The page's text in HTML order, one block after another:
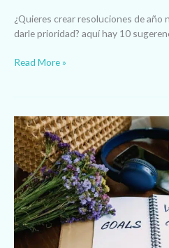
¿Quieres crear resoluciones de año
darle prioridad? aquí hay 10
Read More »
Tus
Metas
de
Año
Nuevo
¿Cómo
Trazarlas
y
Cumplirlas?